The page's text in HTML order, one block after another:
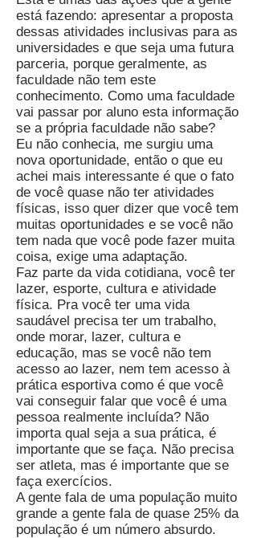
está fazendo: apresentar a proposta
dessas atividades inclusivas para as
universidades e que seja uma futura
parceria, porque geralmente, as
faculdade não tem este
conhecimento. Como uma faculdade
vai passar por aluno esta informação
se a própria faculdade não sabe?
Eu não conhecia, me surgiu uma
nova oportunidade, então o que eu
achei mais interessante é que o fato
de você quase não ter atividades
físicas, isso quer dizer que você tem
muitas oportunidades e se você não
tem nada que você pode fazer muita
coisa, exige uma adaptação.
Faz parte da vida cotidiana, você ter
lazer, esporte, cultura e atividade
física. Pra você ter uma vida
saudável precisa ter um trabalho,
onde morar, lazer, cultura e
educação, mas se você não tem
acesso ao lazer, nem tem acesso à
prática esportiva como é que você
vai conseguir falar que você é uma
pessoa realmente incluída? Não
importa qual seja a sua prática, é
importante que se faça. Não precisa
ser atleta, mas é importante que se
faça exercícios.
A gente fala de uma população muito
grande a gente fala de quase 25% da
população é um número absurdo.